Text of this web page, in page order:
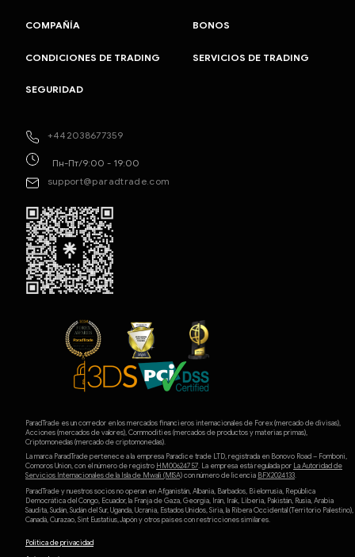
+442038677359
Пн-Пт/9:00 - 19:00
support@paradtrade.com
COMPAÑÍA BONOS
CONDICIONES DE TRADING SERVICIOS DE TRADING
SEGURIDAD
ParadTrade es un corredor en los mercados financieros internacionales de Forex (mercado de divisas),
Acciones (mercados de valores), Commodities (mercados de productos y materias primas),
Criptomonedas (mercado de criptomonedas).
La marca ParadTrade pertenece a la empresa Paradice trade LTD, registrada en Bonovo Road – Fomboni,
Comoros Union, con el número de registro HM00624757. La empresa está regulada por La Autoridad de
Servicios Internacionales de la Isla de Mwali (MlSA)con número de licencia BFX2024133.
ParadTrade y nuestros socios no operan en Afganistán, Albania, Barbados, Bielorrusia, República
Democrática del Congo, Ecuador, la Franja de Gaza, Georgia, Irán, Irak, Liberia, Pakistán, Rusia, Arabia
Saudita, Sudán, Sudán del Sur, Uganda, Ucrania, Estados Unidos, Siria, la Ribera Occidental (Territorio Palestino),
Canadá, Curazao, Sint Eustatius, Japón y otros países con restricciones similares.
Política de privacidad